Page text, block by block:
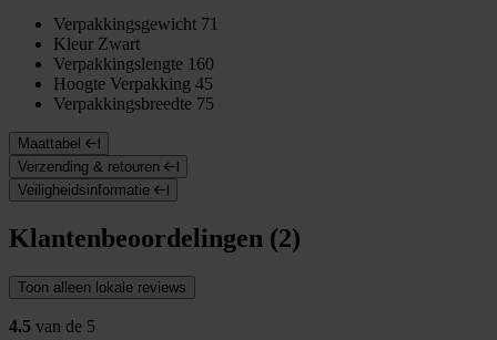
Verpakkingsgewicht 71
Kleur Zwart
Verpakkingslengte 160
Hoogte Verpakking 45
Verpakkingsbreedte 75
Maattabel
Verzending & retouren
Veiligheidsinformatie
Klantenbeoordelingen (2)
Toon alleen lokale reviews
4.5 van de 5